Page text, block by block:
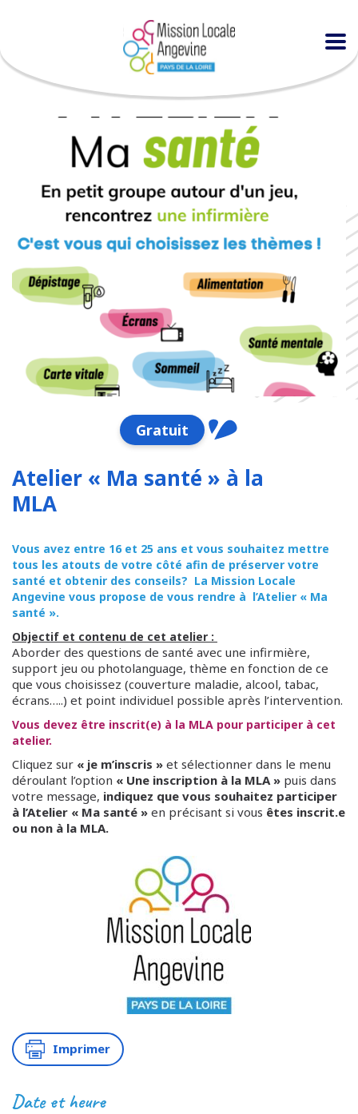
Atelier « Ma santé » à la MLA
Gratuit
Atelier « Ma santé » à la
MLA
Vous avez entre 16 et 25 ans et vous souhaitez mettre
tous les atouts de votre côté afin de préserver votre
santé et obtenir des conseils? La Mission Locale
Angevine vous propose de vous rendre à l’Atelier « Ma
santé ».
Objectif et contenu de cet atelier :
Aborder des questions de santé avec une infirmière,
support jeu ou photolanguage, thème en fonction de ce
que vous choisissez (couverture maladie, alcool, tabac,
écrans…..) et point individuel possible après l’intervention.
Vous devez être inscrit(e) à la MLA pour participer à cet
atelier.
Cliquez sur « je m’inscris » et sélectionner dans le menu
déroulant l’option « Une inscription à la MLA » puis dans
votre message, indiquez que vous souhaitez participer
à l’Atelier « Ma santé » en précisant si vous êtes inscrit.e
ou non à la MLA.
Imprimer
Date et heure